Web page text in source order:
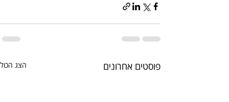
פוסטים אחרונים הצג הכול